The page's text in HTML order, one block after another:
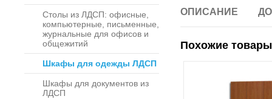
Столы из ЛДСП: офисные,
компьютерные, письменные,
журнальные для офисов и
общежитий
Шкафы для одежды ЛДСП
Шкафы для документов из
ЛДСП
ОПИСАНИЕ
Похожие